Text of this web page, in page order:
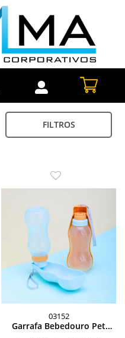
FILTROS
03152
Garrafa Bebedouro Pet